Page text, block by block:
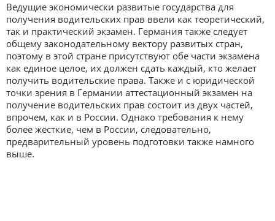
Ведущие экономически развитые государства для
получения водительских прав ввели как теоретический,
так и практический экзамен. Германия также следует
общему законодательному вектору развитых стран,
поэтому в этой стране присутствуют обе части экзамена
как единое целое, их должен сдать каждый, кто желает
получить водительские права. Также и с юридической
точки зрения в Германии аттестационный экзамен на
получение водительских прав состоит из двух частей,
впрочем, как и в России. Однако требования к нему
более жёсткие, чем в России, следовательно,
предварительный уровень подготовки также намного
выше.